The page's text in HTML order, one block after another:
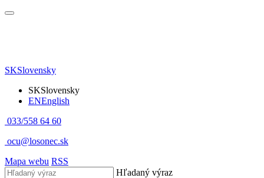
SKSlovensky
SKSlovensky
ENEnglish
033/558 64 60
ocu@losonec.sk
Mapa webu RSS
Hľadaný výraz